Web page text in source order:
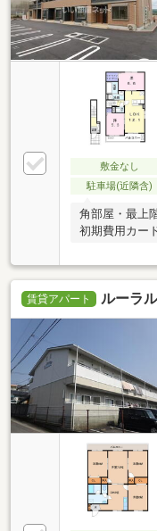
敷金なし
駐車場(近隣含)
角部屋・最上
初期費用カー
賃貸アパート ルーラ